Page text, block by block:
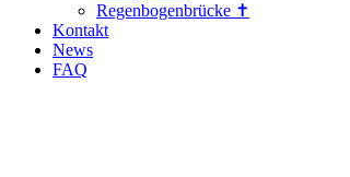
Regenbogenbrücke ✝
Kontakt
News
FAQ